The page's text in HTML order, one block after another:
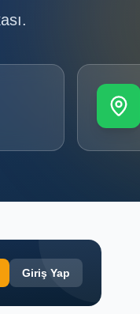
Giriş Yap